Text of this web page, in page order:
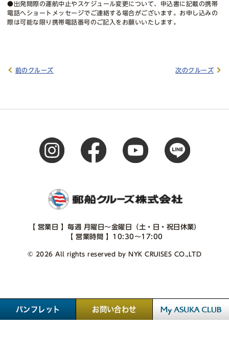
●出発間際の運航中止やスケジュール変更について、申込書に記載の携帯
電話へショートメッセージでご連絡する場合がございます。お申し込みの
際は可能な限り携帯電話番号のご記入をお願いいたします。
前のクルーズ 次のクルーズ
【 営業日 】毎週 月曜日～金曜日（土・日・祝日休業）
【 営業時間 】10:30～17:00
© 2026 All rights reserved by NYK CRUISES CO.,LTD
パンフレット お問い合わせ